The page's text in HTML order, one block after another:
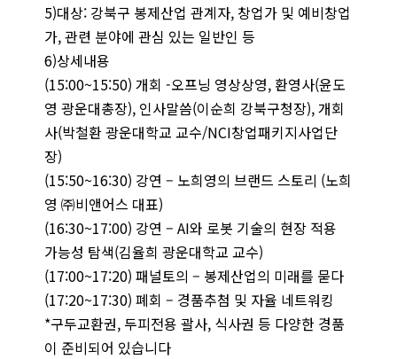
5)대상: 강북구 봉제산업 관계자, 창업가 및 예비창업
가, 관련 분야에 관심 있는 일반인 등
6)상세내용
(15:00~15:50) 개회 -오프닝 영상상영, 환영사(윤도
영 광운대총장), 인사말씀(이순희 강북구청장), 개회
사(박철환 광운대학교 교수/NCI창업패키지사업단
장)
(15:50~16:30) 강연 – 노희영의 브랜드 스토리 (노희
영 ㈜비앤어스 대표)
(16:30~17:00) 강연 – AI와 로봇 기술의 현장 적용
가능성 탐색(김율희 광운대학교 교수)
(17:00~17:20) 패널토의 – 봉제산업의 미래를 묻다
(17:20~17:30) 폐회 – 경품추첨 및 자율 네트워킹
*구두교환권, 두피전용 괄사, 식사권 등 다양한 경품
이 준비되어 있습니다